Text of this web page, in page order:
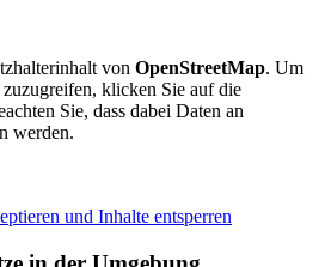
von OpenStreetMap. Um
klicken Sie auf die
Sie, dass dabei Daten an
werden.
und Inhalte entsperren